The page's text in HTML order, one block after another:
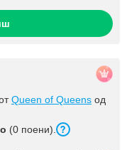
Queen of Queens од
(0 поени).